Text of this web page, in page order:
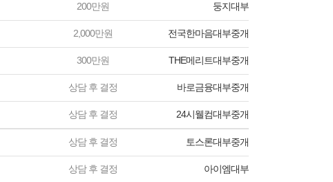
200만원 둥지대부
2,000만원 전국한마음대부중개
300만원 THE메리트대부중개
상담 후 결정 바로금융대부중개
상담 후 결정 24시웰컴대부중개
상담 후 결정 토스론대부중개
상담 후 결정 아이엠대부